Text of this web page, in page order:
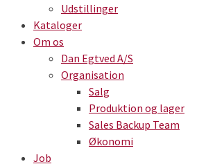
Udstillinger
Kataloger
Om os
Dan Egtved A/S
Organisation
Salg
Produktion og lager
Sales Backup Team
Økonomi
Job